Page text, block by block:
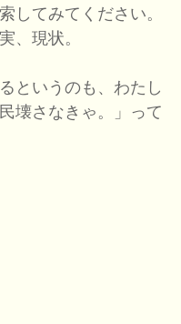
してみてください。
、現状。
というのも、わたし
壊さなきゃ。」って